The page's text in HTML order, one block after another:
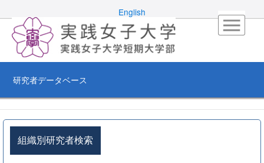
English
研究者データベース
組織別研究者検索